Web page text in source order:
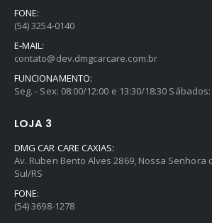
FONE:
(54) 3254-0140
E-MAIL:
contato@dev.dmgcarcare.com.br
FUNCIONAMENTO:
Seg. - Sex: 08:00/12:00 e 13:30/18:30
LOJA 3
DMG CAR CARE CAXIAS:
Av. Ruben Bento Alves 2869, Nossa Senhora
Sul/RS
FONE:
(54) 3698-1278